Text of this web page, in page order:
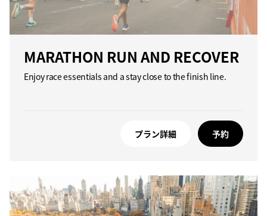
MARATHON RUN AND RECOVER
Enjoy race essentials and a stay close to the finish line.
プラン詳細 予約